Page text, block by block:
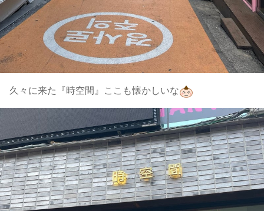
久々に来た『時空間』ここも懐かしいな